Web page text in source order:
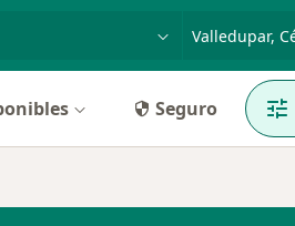
Seguro